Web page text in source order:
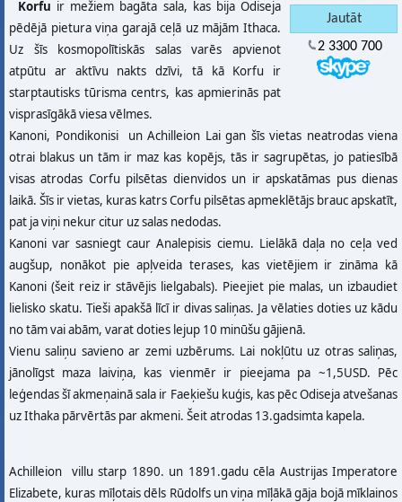
2 3300 700
Korfu ir mežiem bagāta sala, kas bija Odiseja
pēdējā pietura viņa garajā ceļā uz mājām Ithaca.
Uz šīs kosmopolītiskās salas varēs apvienot
atpūtu ar aktīvu nakts dzīvi, tā kā Korfu ir
starptautisks tūrisma centrs, kas apmierinās pat
visprasīgākā viesa vēlmes.
Kanoni, Pondikonisi un Achilleion Lai gan šīs vietas neatrodas viena
otrai blakus un tām ir maz kas kopējs, tās ir sagrupētas, jo patiesībā
visas atrodas Corfu pilsētas dienvidos un ir apskatāmas pus dienas
laikā. Šīs ir vietas, kuras katrs Corfu pilsētas apmeklētājs brauc apskatīt,
pat ja viņi nekur citur uz salas nedodas.
Kanoni var sasniegt caur Analepisis ciemu. Lielākā daļa no ceļa ved
augšup, nonākot pie apļveida terases, kas vietējiem ir zināma kā
Kanoni (šeit reiz ir stāvējis lielgabals). Pieejiet pie malas, un izbaudiet
lielisko skatu. Tieši apakšā līcī ir divas saliņas. Ja vēlaties doties uz kādu
no tām vai abām, varat doties lejup 10 minūšu gājienā.
Vienu saliņu savieno ar zemi uzbērums. Lai nokļūtu uz otras saliņas,
jānolīgst maza laiviņa, kas vienmēr ir pieejama pa ~1,5USD. Pēc
leģendas šī akmeņainā sala ir Faeķiešu kuģis, kas pēc Odiseja atvešanas
uz Ithaka pārvērtās par akmeni. Šeit atrodas 13.gadsimta kapela.
Achilleion villu starp 1890. un 1891.gadu cēla Austrijas Imperatore
Elizabete, kuras mīļotais dēls Rūdolfs un viņa mīļākā gāja bojā mīklainos